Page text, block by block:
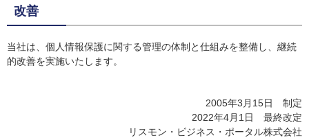
改善
当社は、個人情報保護に関する管理の体制と仕組みを整備し、継続
的改善を実施いたします。
2005年3月15日 制定
2022年4月1日 最終改定
リスモン・ビジネス・ポータル株式会社